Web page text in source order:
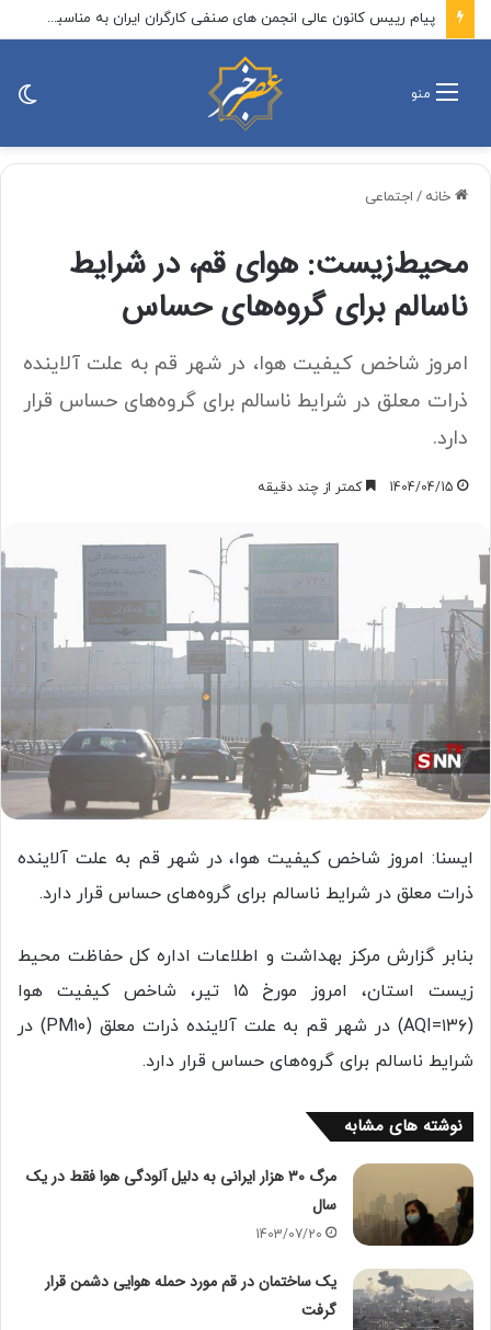
پیام رییس کانون عالی انجمن های صنفی کارگران ایران به مناسبت روز خبرنگار
منو
خانه / اجتماعی
محیط‌زیست: هوای قم، در شرایط
ناسالم برای گروه‌های حساس
امروز شاخص کیفیت هوا، در شهر قم به علت آلاینده
ذرات معلق در شرایط ناسالم برای گروه‌های حساس قرار
دارد.
1404/04/15 کمتر از چند دقیقه
ایسنا: امروز شاخص کیفیت هوا، در شهر قم به علت آلاینده
ذرات معلق در شرایط ناسالم برای گروه‌های حساس قرار دارد.
بنابر گزارش مرکز بهداشت و اطلاعات اداره کل حفاظت محیط
زیست استان، امروز مورخ ۱۵ تیر، شاخص کیفیت هوا
(AQI=۱۳۶) در شهر قم به علت آلاینده ذرات معلق (PM۱۰) در
شرایط ناسالم برای گروه‌های حساس قرار دارد.
نوشته های مشابه
مرگ ۳۰ هزار ایرانی به دلیل آلودگی هوا فقط در یک
سال
1403/07/20
یک ساختمان در قم مورد حمله هوایی دشمن قرار
گرفت